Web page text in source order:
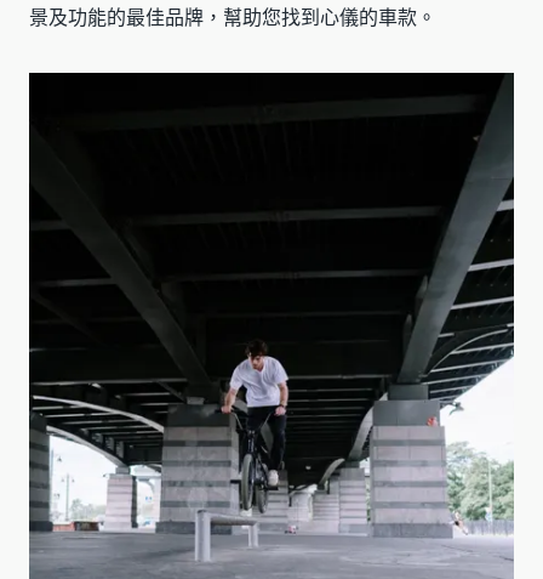
景及功能的最佳品牌，幫助您找到心儀的車款。